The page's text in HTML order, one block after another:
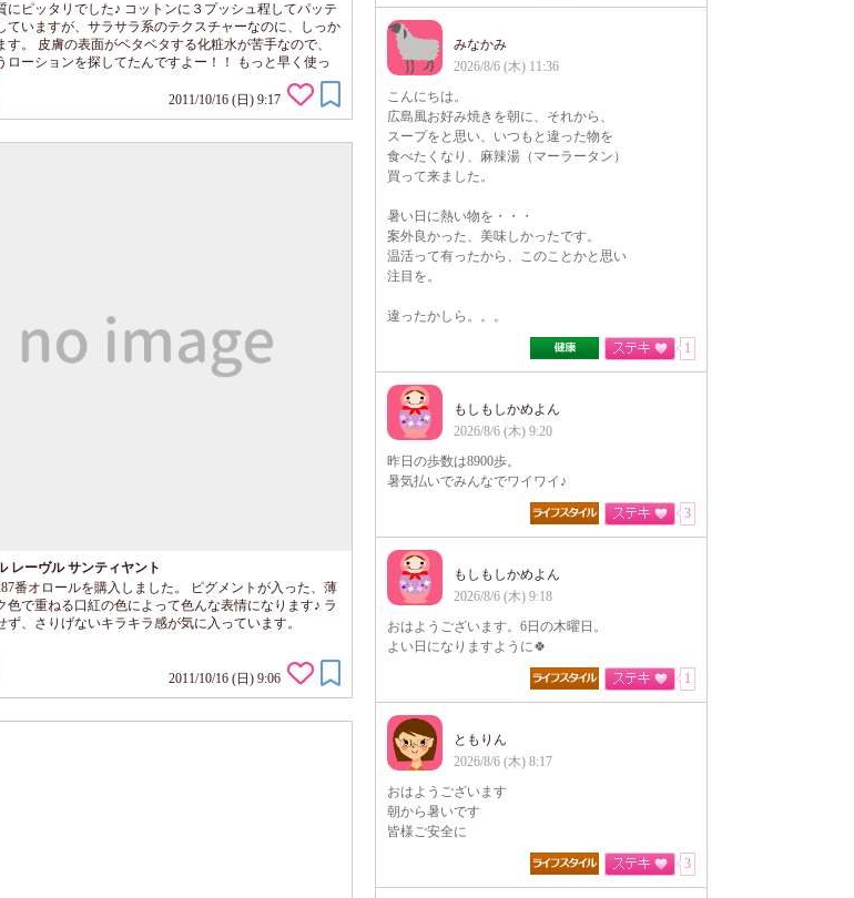
にピッタリでした♪ コットンに３プッシュ程してパッテ
ていますが、サラサラ系のテクスチャーなのに、しっか
す。 皮膚の表面がベタベタする化粧水が苦手なので、
ローションを探してたんですよー！！ もっと早く使っ
良かったぁぁぁ。 美白効果の程は使い続けてみないと
せんが、翌朝からお化粧ノリも良くなりました♪ 肌色も
った気がします♪ かなり気に入ってしまい、 これでロー
2011/10/16 (日) 9:17
レーヴル サンティヤント
番オロールを購入しました。 ピグメントが入った、薄
色で重ねる口紅の色によって色んな表情になります♪ ラ
ず、さりげないキラキラ感が気に入っています。
2011/10/16 (日) 9:06
みなかみ
2026/8/6 (木) 11:36
こんにちは。
広島風お好み焼きを朝に、それから、
スープをと思い、いつもと違った物を
食べたくなり、麻辣湯（マーラータン）
買って来ました。
暑い日に熱い物を・・・
案外良かった、美味しかったです。
温活って有ったから、このことかと思い
注目を。
違ったかしら。。。
1
もしもしかめよん
2026/8/6 (木) 9:20
昨日の歩数は8900歩。
暑気払いでみんなでワイワイ♪
3
もしもしかめよん
2026/8/6 (木) 9:18
おはようございます。6日の木曜日。
よい日になりますように🍀
1
ともりん
2026/8/6 (木) 8:17
おはようございます
朝から暑いです
皆様ご安全に
3